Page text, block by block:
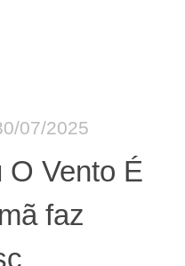
07/2025
O Vento É
faz